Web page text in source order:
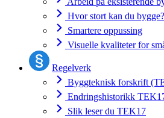
Hvor stort kan du bygge?
Smartere oppussing
Visuelle kvaliteter for
Regelverk
Byggteknisk forskrift
Endringshistorikk
Slik leser du TEK17